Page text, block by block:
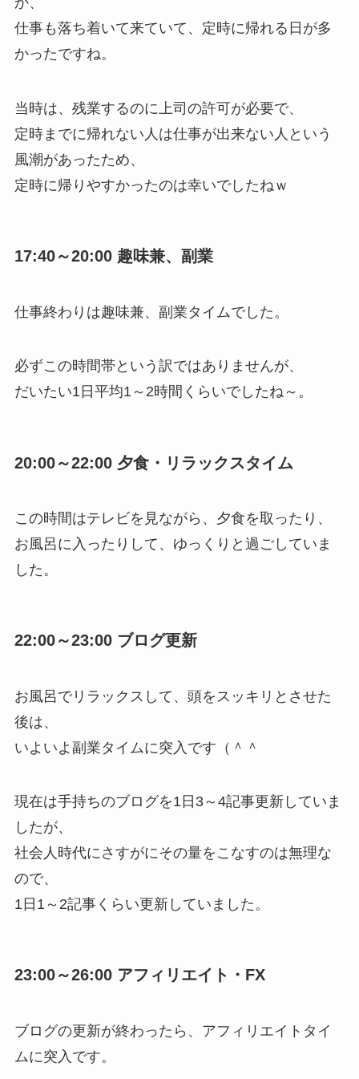
仕事も落ち着いて来ていて、定時に帰れる日が多
かったですね。
当時は、残業するのに上司の許可が必要で、
定時までに帰れない人は仕事が出来ない人という
風潮があったため、
定時に帰りやすかったのは幸いでしたねｗ
17:40～20:00 趣味兼、副業
仕事終わりは趣味兼、副業タイムでした。
必ずこの時間帯という訳ではありませんが、
だいたい1日平均1～2時間くらいでしたね～。
20:00～22:00 夕食・リラックスタイム
この時間はテレビを見ながら、夕食を取ったり、
お風呂に入ったりして、ゆっくりと過ごしていま
した。
22:00～23:00 ブログ更新
お風呂でリラックスして、頭をスッキリとさせた
後は、
いよいよ副業タイムに突入です（＾＾
現在は手持ちのブログを1日3～4記事更新していま
したが、
社会人時代にさすがにその量をこなすのは無理な
ので、
1日1～2記事くらい更新していました。
23:00～26:00 アフィリエイト・FX
ブログの更新が終わったら、アフィリエイトタイ
ムに突入です。